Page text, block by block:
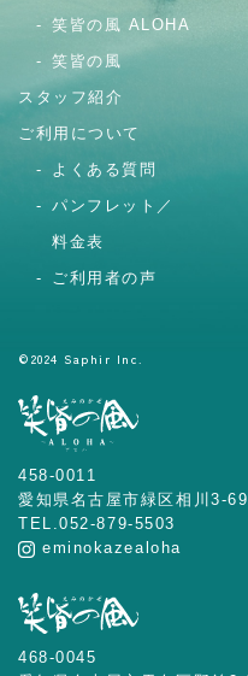
©2024 Saphir Inc.
458-0011
愛知県名古屋市緑区相川3-69
TEL.052-879-5503
eminokazealoha
468-0045
笑皆の風 ALOHA
笑皆の風
スタッフ紹介
ご利用について
よくある質問
パンフレット／
料金表
ご利用者の声